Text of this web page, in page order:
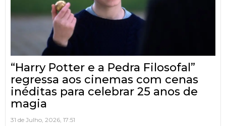
“Harry Potter e a Pedra Filosofal”
regressa aos cinemas com cenas
inéditas para celebrar 25 anos de
magia
31 de Julho, 2026, 17:51